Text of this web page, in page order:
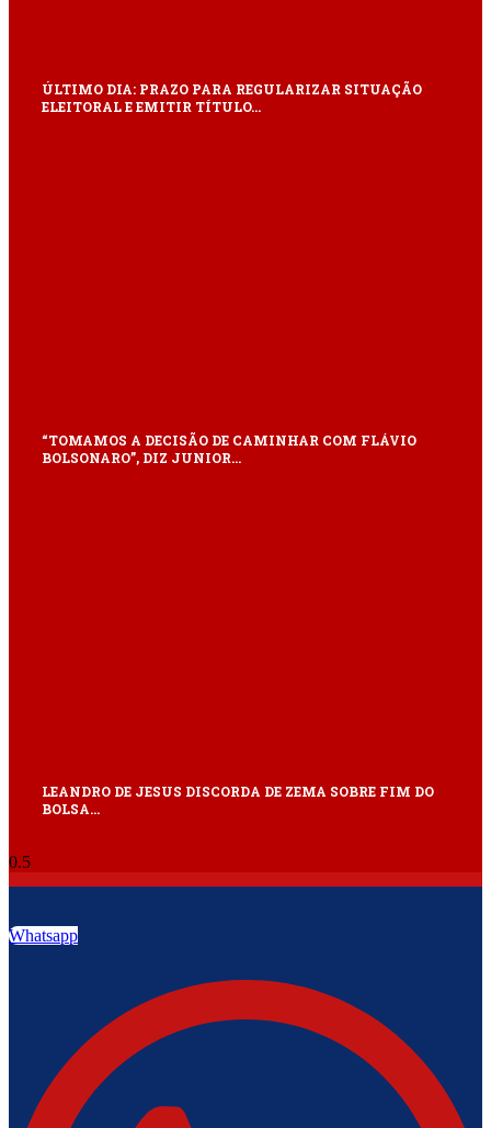
ÚLTIMO DIA: PRAZO PARA REGULARIZAR SITUAÇÃO
ELEITORAL E EMITIR TÍTULO…
“TOMAMOS A DECISÃO DE CAMINHAR COM FLÁVIO
BOLSONARO”, DIZ JUNIOR…
LEANDRO DE JESUS DISCORDA DE ZEMA SOBRE FIM DO
BOLSA…
Whatsapp